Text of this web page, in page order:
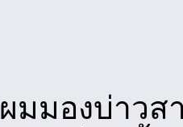
ผมมองบ่าวส